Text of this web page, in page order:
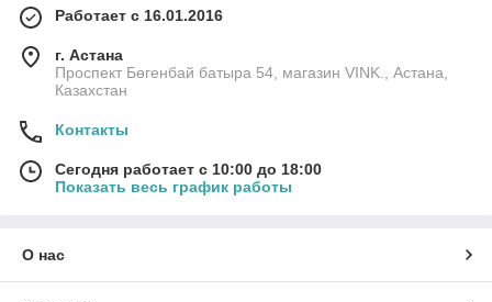
Работает с 16.01.2016
г. Астана
Проспект Бөгенбай батыра 54, магазин VINK., Астана,
Казахстан
Контакты
Сегодня работает с 10:00 до 18:00
Показать весь график работы
О нас